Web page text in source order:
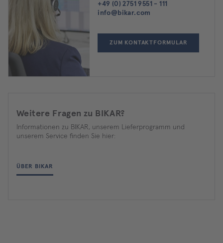
+49 (0) 2751 9551 - 111
info@bikar.com
ZUM KONTAKTFORMULAR
Weitere Fragen zu BIKAR?
Informationen zu BIKAR, unserem Lieferprogramm und
unserem Service finden Sie hier:
ÜBER BIKAR